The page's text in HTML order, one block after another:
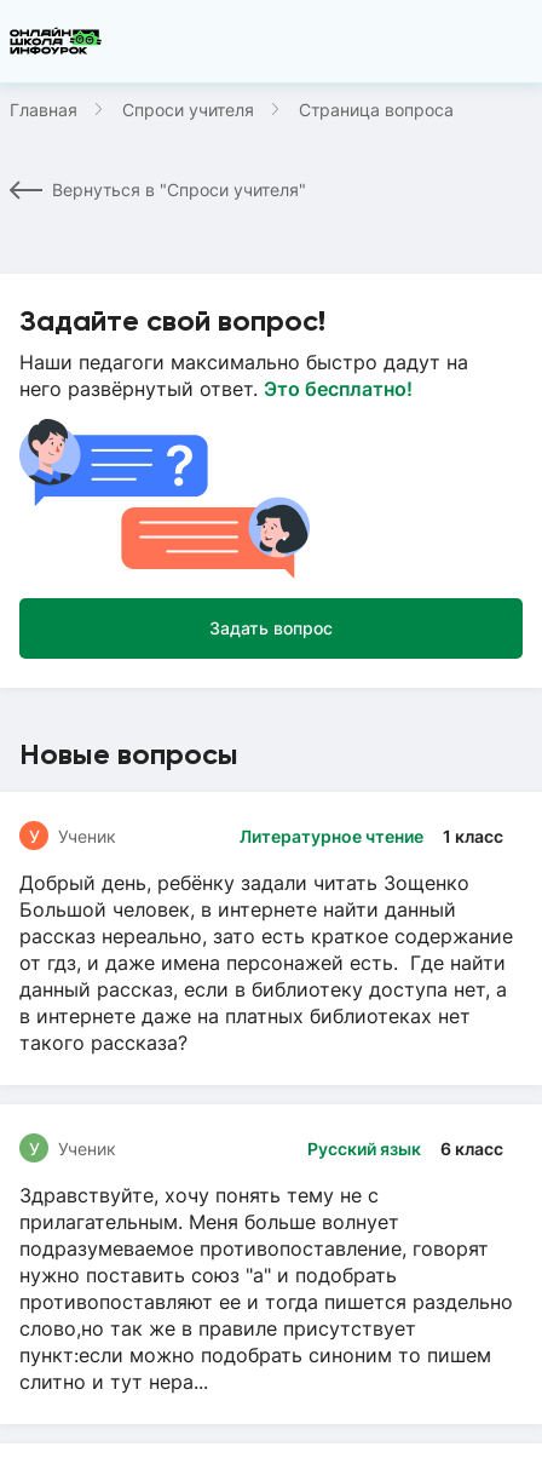
Главная Спроси учителя Страница вопроса
Вернуться в "Спроси учителя"
Задайте свой вопрос!
Наши педагоги максимально быстро дадут на
него развёрнутый ответ. Это бесплатно!
Задать вопрос
Новые вопросы
Литературное чтение 1 класс
У Ученик
Добрый день, ребёнку задали читать Зощенко
Большой человек, в интернете найти данный
рассказ нереально, зато есть краткое содержание
от гдз, и даже имена персонажей есть. Где найти
данный рассказ, если в библиотеку доступа нет, а
в интернете даже на платных библиотеках нет
такого рассказа?
Русский язык 6 класс
У Ученик
Здравствуйте, хочу понять тему не с
прилагательным. Меня больше волнует
подразумеваемое противопоставление, говорят
нужно поставить союз "а" и подобрать
противопоставляют ее и тогда пишется раздельно
слово,но так же в правиле присутствует
пункт:если можно подобрать синоним то пишем
слитно и тут нера...